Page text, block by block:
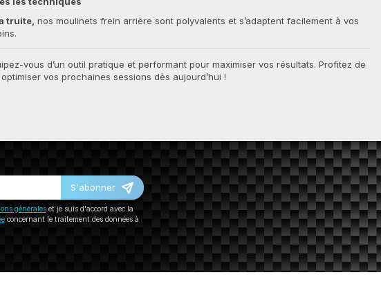
truite, nos moulinets frein arrière sont polyvalents et s’adaptent facilement à vos
vous d’un outil pratique et performant pour maximiser vos résultats. Profitez de
vos prochaines sessions dès aujourd’hui !
S'abonner
généraleset je suis d'accord avec la
concernant le traitement des données à